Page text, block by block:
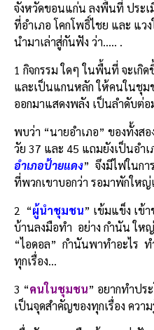
จังหวัดขอนแก่น ลงพื้นที่ ประเ
ที่อำเภอ โคกโพธิ์ไชย และ แ
นำมาเล่าสู่กันฟัง ว่า….. .
1 กิจกรรม ใดๆ ในพื้นที่ จะเกิด
และเป็นแกนหลัก ให้คนในชุม
ออกมาแสดงพลัง เป็นลำดับต่อ
พบว่า “นายอำเภอ” ของทั้งส
วัย 37 และ 45 แถมยังเป็นอำ
อำเภอป้ายแดง” จึงมีไฟในกา
ที่พวกเขาบอกว่า รอมาพักให
2 “ผู้นำชุมชน” เข้มแข็ง เข้
บ้านลงมือทำ อย่าง กำนัน ให
“ไอดอล” กำนันพาทำอะไร ท
ทุกเรื่อง…
3 “คนในชุมชน” อยากทำปร
เป็นจุดสำคัญของทุกเรื่อง ควา